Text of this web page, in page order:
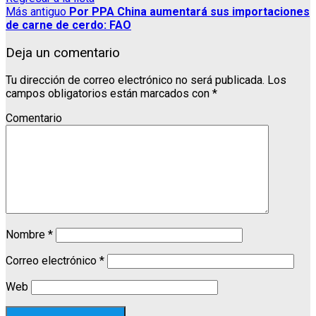
Más antiguo Por PPA China aumentará sus importaciones
de carne de cerdo: FAO
Deja un comentario
Tu dirección de correo electrónico no será publicada. Los
campos obligatorios están marcados con *
Comentario
Nombre *
Correo electrónico *
Web